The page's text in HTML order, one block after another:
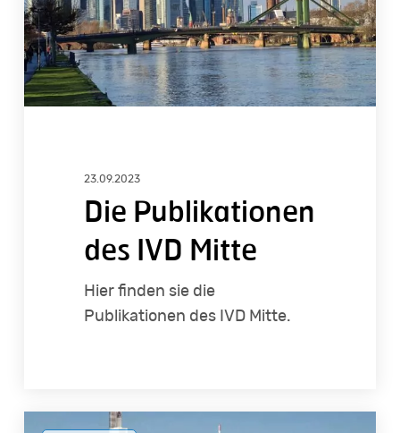
23.09.2023
Die Publikationen
des IVD Mitte
Hier finden sie die
Publikationen des IVD Mitte.
Preisspiegel